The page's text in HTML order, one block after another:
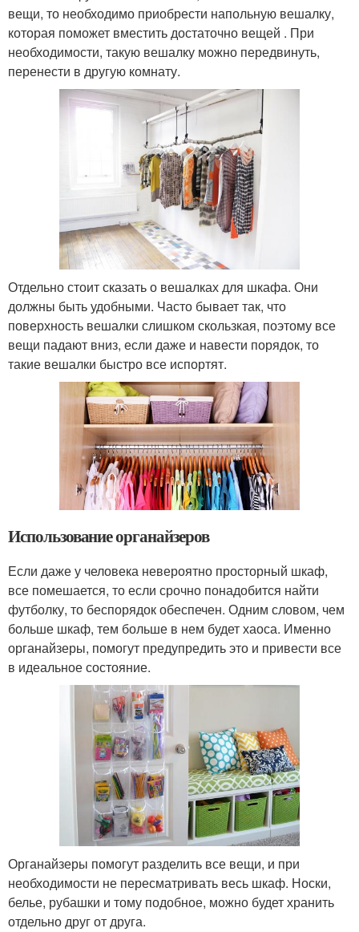
вещи, то необходимо приобрести напольную вешалку,
которая поможет вместить достаточно вещей . При
необходимости, такую вешалку можно передвинуть,
перенести в другую комнату.
Отдельно стоит сказать о вешалках для шкафа. Они
должны быть удобными. Часто бывает так, что
поверхность вешалки слишком скользкая, поэтому все
вещи падают вниз, если даже и навести порядок, то
такие вешалки быстро все испортят.
Использование органайзеров
Если даже у человека невероятно просторный шкаф,
все помешается, то если срочно понадобится найти
футболку, то беспорядок обеспечен. Одним словом, чем
больше шкаф, тем больше в нем будет хаоса. Именно
органайзеры, помогут предупредить это и привести все
в идеальное состояние.
Органайзеры помогут разделить все вещи, и при
необходимости не пересматривать весь шкаф. Носки,
белье, рубашки и тому подобное, можно будет хранить
отдельно друг от друга.